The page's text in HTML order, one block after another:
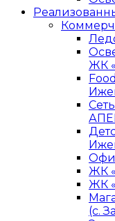
ЖК
ЖК
ЖК
(с.